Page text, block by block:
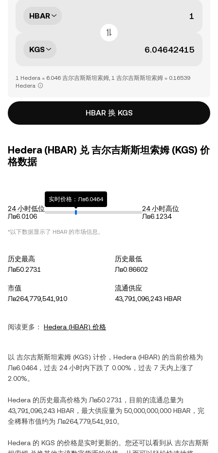
HBAR
KGS
1 Hedera = 6.046 吉尔吉斯斯坦索姆, 1 吉尔吉斯斯坦索姆 = 0.16539
Hedera
HBAR 换 KGS
Hedera (HBAR) 兑 吉尔吉斯斯坦索姆 (KGS) 价
格数据
24 小时低位
Лв6.0106
实时价格：Лв6.0464
24 小时高位
Лв6.1234
*以下数据显示了 HBAR 的市场信息。
历史最高
Лв50.2731
历史最低
Лв0.86602
市值
Лв264,779,541,910
流通供应
43,791,096,243 HBAR
阅读更多： Hedera (HBAR) 价格
以 吉尔吉斯斯坦索姆 (KGS) 计价， Hedera (HBAR) 的当前价格为
Лв6.0464，过去 24 小时内下跌了 0.00% ，过去 7 天内 上涨了
2.00%。
Hedera 的历史最高价格为 Лв50.2731 ，目前的流通总量为
43,791,096,243 HBAR ，最大供应量为 50,000,000,000 HBAR ，完
全稀释市值约为 Лв264,779,541,910。
Hedera 的 KGS 的价格是实时更新的。您还可以看到从 吉尔吉斯斯